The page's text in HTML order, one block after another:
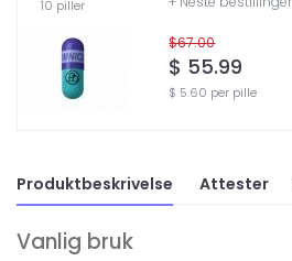
10 piller
$67.00
$ 55.99
$ 5.60 per pille
Produktbeskrivelse Attester
Vanlig bruk